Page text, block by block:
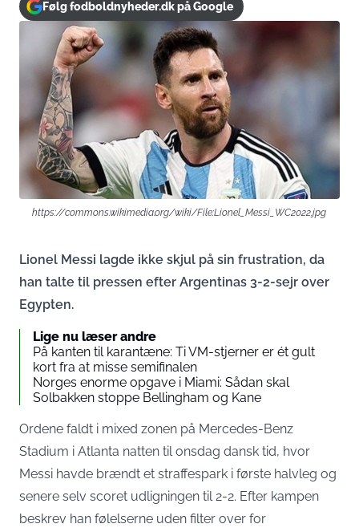
Følg fodboldnyheder.dk på Google
https://commons.wikimedia.org/wiki/File:Lionel_Messi_WC2022.jpg
Lionel Messi lagde ikke skjul på sin frustration, da
han talte til pressen efter Argentinas 3-2-sejr over
Egypten.
Lige nu læser andre
På kanten til karantæne: Ti VM-stjerner er ét gult
kort fra at misse semifinalen
Norges enorme opgave i Miami: Sådan skal
Solbakken stoppe Bellingham og Kane
Ordene faldt i mixed zonen på Mercedes-Benz
Stadium i Atlanta natten til onsdag dansk tid, hvor
Messi havde brændt et straffespark i første halvleg og
senere selv scoret udligningen til 2-2. Efter kampen
beskrev han følelserne uden filter over for